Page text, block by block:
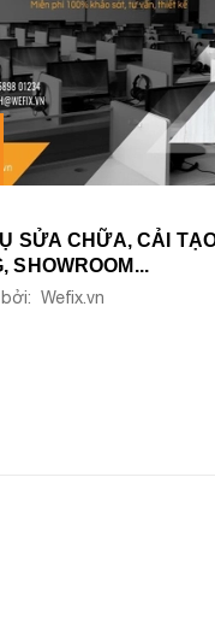
SỬA CHỮA, CẢI
SHOWROOM...
Wefix.vn